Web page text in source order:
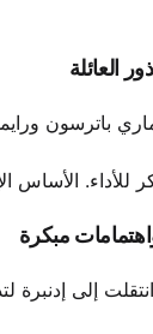
العائلة
باترسون
للأداء. الأساس
مبكرة
إلى إدنبرة